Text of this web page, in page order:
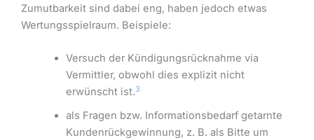
Zumutbarkeit sind dabei eng, haben jedoch etwas
Wertungsspielraum. Beispiele:
Versuch der Kündigungsrücknahme via
Vermittler, obwohl dies explizit nicht
erwünscht ist.3
als Fragen bzw. Informationsbedarf getarnte
Kundenrückgewinnung, z. B. als Bitte um